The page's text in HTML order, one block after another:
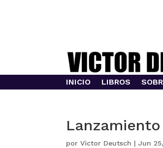
INICIO LIBROS
porVictor Deutsch |Jun